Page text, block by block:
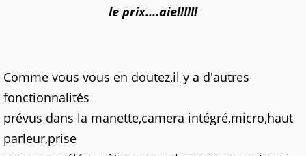
le prix....aie!!!!!!
Comme vous vous en doutez,il y a d'autres
fonctionnalités
prévus dans la manette,camera intégré,micro,haut
parleur,prise